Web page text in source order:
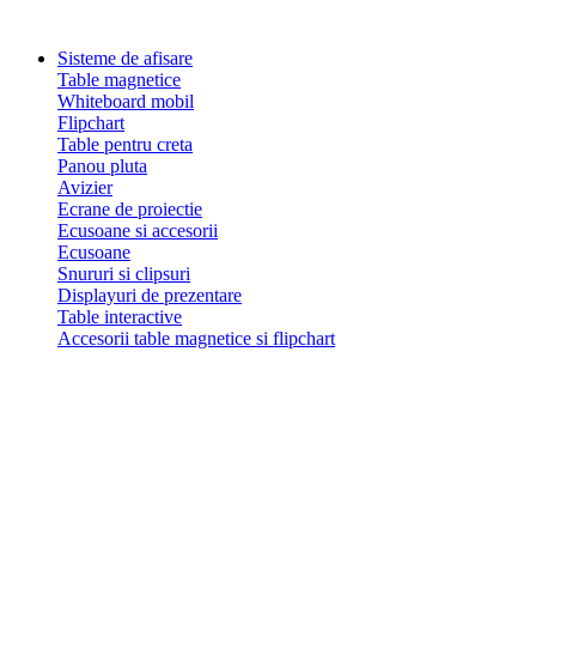
Sisteme de afisare
Table magnetice
Whiteboard mobil
Flipchart
Table pentru creta
Panou pluta
Avizier
Ecrane de proiectie
Ecusoane si accesorii
Ecusoane
Snururi si clipsuri
Displayuri de prezentare
Table interactive
Accesorii table magnetice si flipchart